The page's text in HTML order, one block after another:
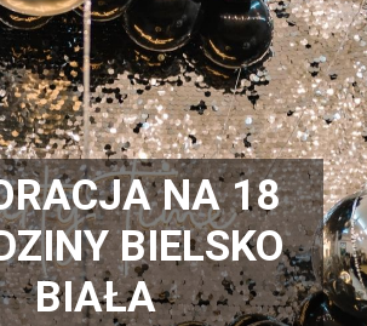
NA 18
BIELSKO
BIAŁA